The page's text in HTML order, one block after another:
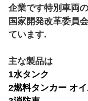
企業です特別車両
国家開発改革委員
ています.
主な製品は
1水タンク
2燃料タンカー オ